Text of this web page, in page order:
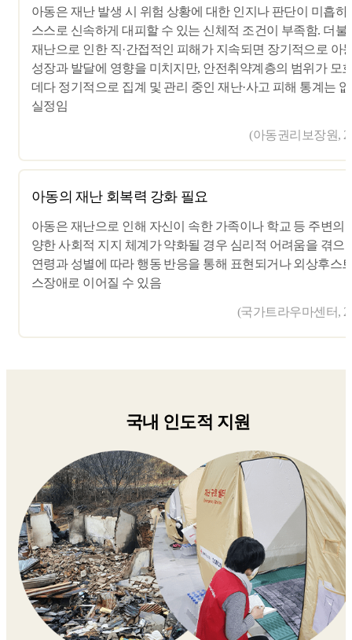
아동은 재난 발생 시 위험 상황에 대한 인지나 판단이 미흡하
스스로 신속하게 대피할 수 있는 신체적 조건이 부족함. 더불
재난으로 인한 직·간접적인 피해가 지속되면 장기적으로 아
성장과 발달에 영향을 미치지만, 안전취약계층의 범위가 모
데다 정기적으로 집계 및 관리 중인 재난·사고 피해 통계는
실정임
(아동권리보장원,
아동의 재난 회복력 강화 필요
아동은 재난으로 인해 자신이 속한 가족이나 학교 등 주변의
양한 사회적 지지 체계가 약화될 경우 심리적 어려움을 겪으
연령과 성별에 따라 행동 반응을 통해 표현되거나 외상후스
스장애로 이어질 수 있음
(국가트라우마센터,
국내 인도적 지원